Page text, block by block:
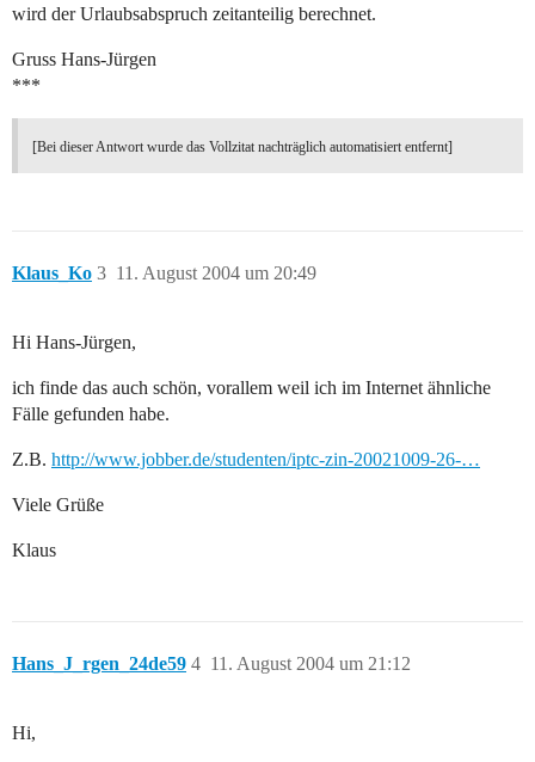
wird der Urlaubsabspruch zeitanteilig berechnet.
Gruss Hans-Jürgen
***
[Bei dieser Antwort wurde das Vollzitat nachträglich automatisiert entfernt]
Klaus_Ko 11. August 2004 um 20:49
3
Hi Hans-Jürgen,
ich finde das auch schön, vorallem weil ich im Internet ähnliche
Fälle gefunden habe.
Z.B. http://www.jobber.de/studenten/iptc-zin-20021009-26-…
Viele Grüße
Klaus
Hans_J_rgen_24de59 11. August 2004 um 21:12
4
Hi,